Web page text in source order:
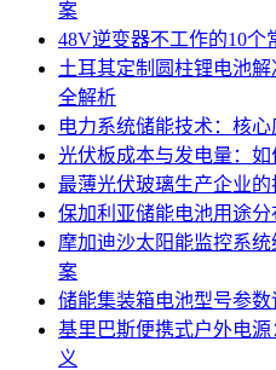
案
48V逆变器不工作的10个
土耳其定制圆柱锂电池
全解析
电力系统储能技术：核
光伏板成本与发电量：如
最薄光伏玻璃生产企业
保加利亚储能电池用途
摩加迪沙太阳能监控系
案
储能集装箱电池型号参
基里巴斯便携式户外电
义